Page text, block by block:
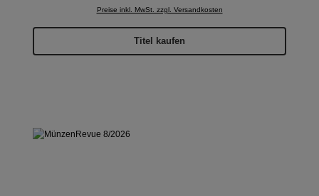
Preise inkl. MwSt. zzgl. Versandkosten
Titel kaufen